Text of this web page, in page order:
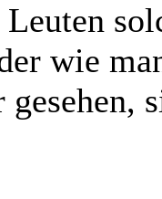
wie